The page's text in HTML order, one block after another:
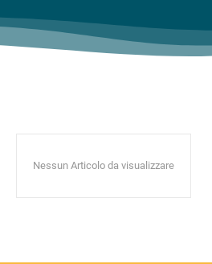
Nessun Articolo da visualizzare